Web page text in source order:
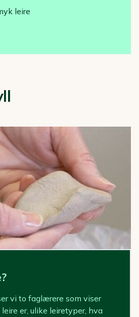
leire
vi to faglærere som viser
er, ulike leiretyper, hva